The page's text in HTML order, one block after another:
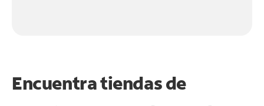
Encuentra tiendas de